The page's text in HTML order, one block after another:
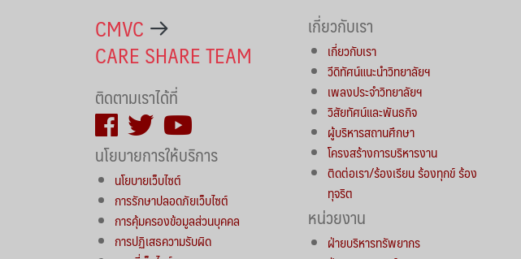
CMVC
CARE SHARE TEAM
ติดตามเราได้ที่
นโยบายการให้บริการ
นโยบายเว็บไซต์
การรักษาปลอดภัยเว็บไซต์
การคุ้มครองข้อมูลส่วนบุคคล
การปฏิเสธความรับผิด
เกี่ยวกับเรา
เกี่ยวกับเรา
วีดิทัศน์แนะนำวิทยาลัยฯ
เพลงประจำวิทยาลัยฯ
วิสัยทัศน์และพันธกิจ
ผู้บริหารสถานศึกษา
โครงสร้างการบริหารงาน
ติดต่อเรา/ร้องเรียน ร้องทุกข์ ร้อง
ทุจริต
หน่วยงาน
ฝ่ายบริหารทรัพยากร